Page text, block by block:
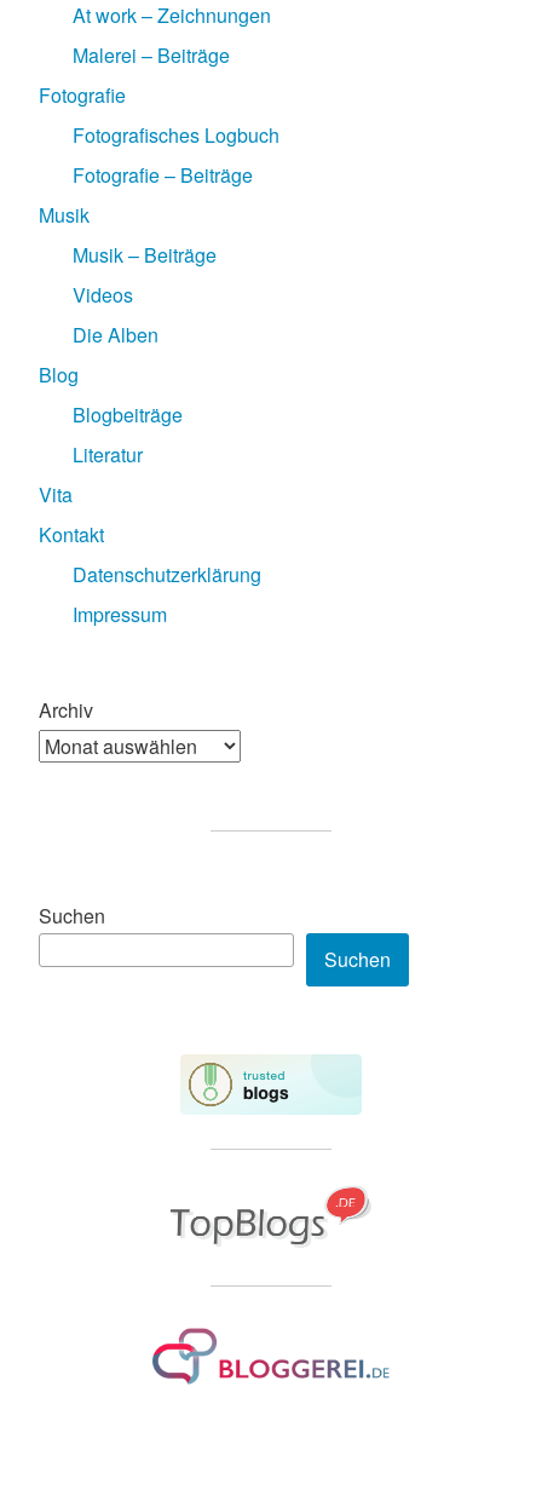
At work – Zeichnungen
Malerei – Beiträge
Fotografie
Fotografisches Logbuch
Fotografie – Beiträge
Musik
Musik – Beiträge
Videos
Die Alben
Blog
Blogbeiträge
Literatur
Vita
Kontakt
Datenschutzerklärung
Impressum
Archiv
Suchen
Suchen